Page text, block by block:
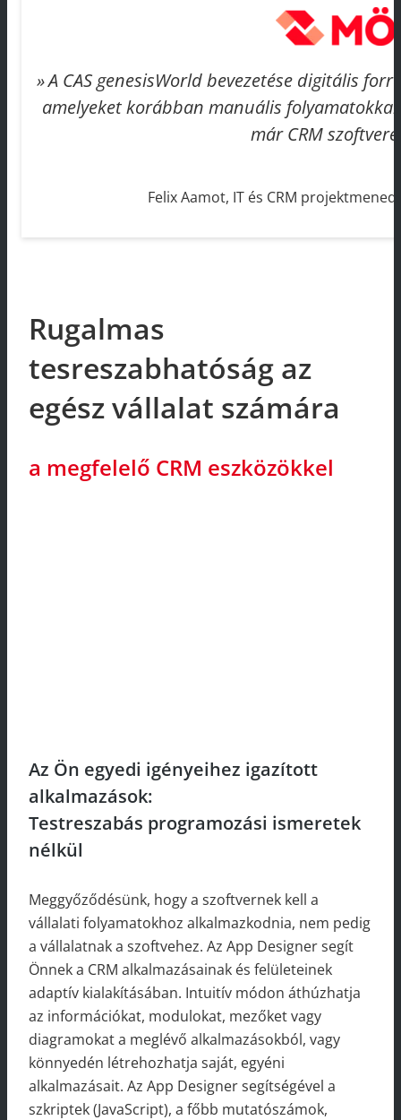
A CAS genesisWorld bevezetése digitális
amelyeket korábban manuális
már CRM
Felix Aamot, IT és CRM
Rugalmas
tesreszabhatóság az
egész vállalat számára
a megfelelő CRM eszközökkel
Az Ön egyedi igényeihez igazított
alkalmazások:
Testreszabás programozási ismeretek
nélkül
Meggyőződésünk, hogy a szoftvernek kell a
vállalati folyamatokhoz alkalmazkodnia, nem pedig
a vállalatnak a szoftvehez. Az App Designer segít
Önnek a CRM alkalmazásainak és felületeinek
adaptív kialakításában. Intuitív módon áthúzhatja
az információkat, modulokat, mezőket vagy
diagramokat a meglévő alkalmazásokból, vagy
könnyedén létrehozhatja saját, egyéni
alkalmazásait. Az App Designer segítségével a
szkriptek (JavaScript), a főbb mutatószámok,